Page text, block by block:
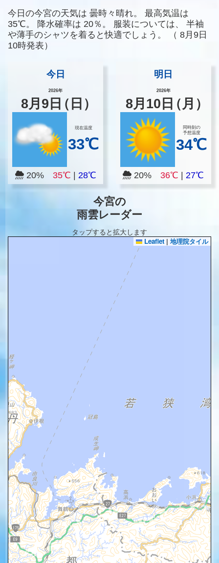
今日の今宮の天気は 曇時々晴れ。
最高気温は
35℃。
降水確率は 20％。 服装については、
半袖
や薄手のシャツを着ると快適でしょう。
（ 8月9日
10時発表）
今日
2026年
8月 9 日（日）
現在温度
33℃
20% 35℃ 28℃
明日
2026年
8月 10 日（月）
同時刻の
予想温度
34℃
20%36℃ |27℃
今宮の
雨雲レーダー
タップすると拡大します
Leaflet | 地理院タイル